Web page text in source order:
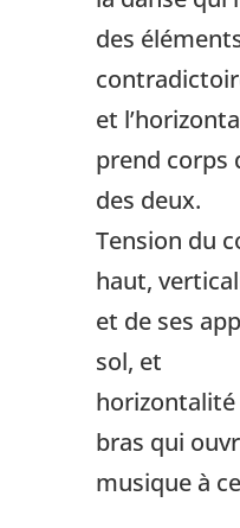
des
et
prend corps
des deux.
Tension du
haut,
et de ses
sol, et
horizontalité
bras qui
musique à